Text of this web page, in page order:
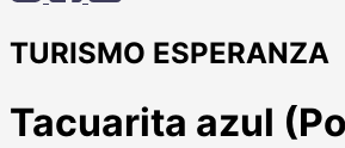
TURISMO ESPERANZA
Tacuarita azul